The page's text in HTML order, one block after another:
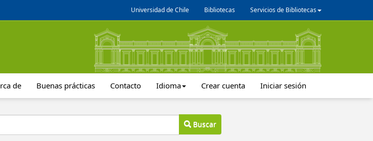
Universidad de Chile Bibliotecas Servicios de Bibliotecas
de Buenas prácticas Contacto Idioma Crear cuenta Iniciar sesión
Buscar